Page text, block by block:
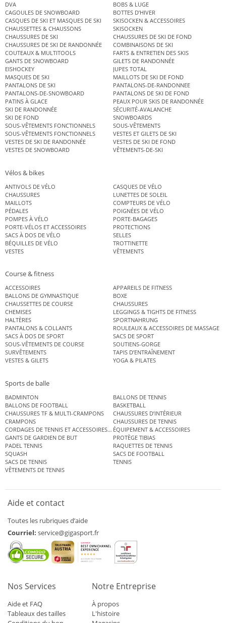
DVA
BOBS & LUGE
CAGOULES DE SNOWBOARD
BOTTES D’HIVER
CASQUES DE SKI ET MASQUES DE SKI
SKISOCKEN & ACCESSOIRES
CHAUSSETTES & CHAUSSONS
SKISOCKEN
CHAUSSURES DE SKI
CHAUSSURES DE SKI DE FOND
CHAUSSURES DE SKI DE RANDONNÉE
COMBINAISONS DE SKI
COUTEAUX & MULTITOOLS
FARTS & ENTRETIEN DES SKIS
GANTS DE SNOWBOARD
GILETS DE RANDONNÉE
EISHOCKEY
JUPES TOTAL
MASQUES DE SKI
MAILLOTS DE SKI DE FOND
PANTALONS DE SKI
PANTALONS-DE-RANDONNEE
PANTALONS-DE-SNOWBOARD
PANTALONS DE SKI DE FOND
PATINS À GLACE
PEAUX POUR SKIS DE RANDONNÉE
SKI DE RANDONNÉE
SÉCURITÉ-AVALANCHE
SKI DE FOND
SNOWBOARDS
SOUS-VÊTEMENTS FONCTIONNELS
SOUS-VÊTEMENTS
SOUS-VÊTEMENTS FONCTIONNELS
VESTES ET GILETS DE SKI
VESTES DE SKI DE RANDONNÉE
VESTES DE SKI DE FOND
VESTES DE SNOWBOARD
VÊTEMENTS-DE-SKI
Vélos & bikes
ANTIVOLS DE VÉLO
CASQUES DE VÉLO
CHAUSSURES
LUNETTES DE SOLEIL
MAILLOTS
COMPTEURS DE VÉLO
PÉDALES
POIGNÉES DE VÉLO
POMPES À VÉLO
PORTE-BAGAGES
PORTE-VÉLOS ET ACCESSOIRES
PROTECTIONS
SACS À DOS DE VÉLO
SELLES
BÉQUILLES DE VÉLO
TROTTINETTE
VESTES
VÊTEMENTS
Course & fitness
ACCESSOIRES
APPAREILS DE FITNESS
BALLONS DE GYMNASTIQUE
BOXE
CHAUSSETTES DE COURSE
CHAUSSURES
CHEMISES
LEGGINGS & TIGHTS DE FITNESS
HALTÈRES
SPORTNAHRUNG
PANTALONS & COLLANTS
ROULEAUX & ACCESSOIRES DE MASSAGE
SACS À DOS DE SPORT
SACS DE SPORT
SOUS-VÊTEMENTS DE COURSE
SOUTIENS-GORGE
SURVÊTEMENTS
TAPIS D’ENTRAÎNEMENT
VESTES & GILETS
YOGA & PILATES
Sports de balle
BADMINTON
BALLONS DE TENNIS
BALLONS DE FOOTBALL
BASKETBALL
CHAUSSURES TF & MULTI-CRAMPONS
CHAUSSURES D’INTÉRIEUR
CRAMPONS
CHAUSSURES DE TENNIS
CORDAGES DE TENNIS ET ACCESSOIRES DE TENNISÉQUIPEMENT & ACCESSOIRES
GANTS DE GARDIEN DE BUT
PROTÈGE TIBIAS
PADEL TENNIS
RAQUETTES DE TENNIS
SQUASH
SACS DE FOOTBALL
SACS DE TENNIS
TENNIS
VÊTEMENTS DE TENNIS
Aide et contact
Toutes les rubriques d’aide
Courriel: service@gigasport.fr
Nos Services
Aide et FAQ
Tableaux des tailles
Notre Entreprise
À propos
L'histoire